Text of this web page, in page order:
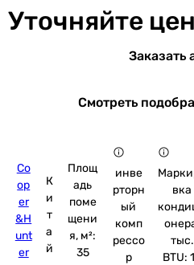
Уточняйте
Заказать
Смотреть
Co
op
er
&H
unt
er
К
и
т
а
й
Площ
адь
поме
щени
я, м²:
35
инве
рторн
ый
комп
рессо
р
вка
тыс.
BTU: